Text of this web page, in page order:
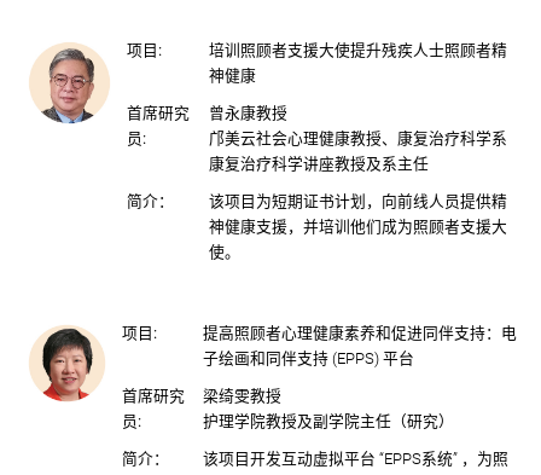
项目:
培训照顾者支援大使提升残疾人士照顾者精
神健康
首席研究
员:
曾永康教授
邝美云社会心理健康教授、康复治疗科学系
康复治疗科学讲座教授及系主任
简介：
该项目为短期证书计划，向前线人员提供精
神健康支援，并培训他们成为照顾者支援大
使。
项目:
提高照顾者心理健康素养和促进同伴支持：电
子绘画和同伴支持 (EPPS) 平台
首席研究
员:
梁绮雯教授
护理学院教授及副学院主任（研究）
简介：
该项目开发互动虚拟平台 “EPPS系统” ，为照